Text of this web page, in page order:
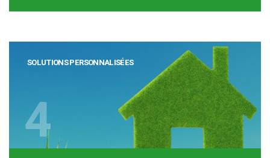
SOLUTIONS PERSONNALISÉES
4